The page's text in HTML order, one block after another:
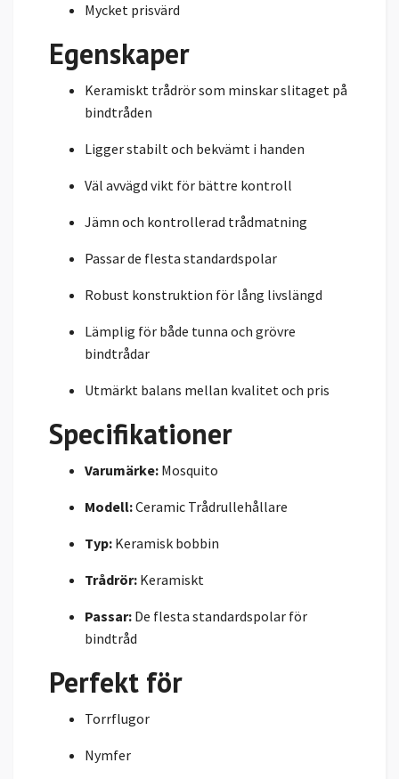
Mycket prisvärd
Egenskaper
Keramiskt trådrör som minskar slitaget på
bindtråden
Ligger stabilt och bekvämt i handen
Väl avvägd vikt för bättre kontroll
Jämn och kontrollerad trådmatning
Passar de flesta standardspolar
Robust konstruktion för lång livslängd
Lämplig för både tunna och grövre
bindtrådar
Utmärkt balans mellan kvalitet och pris
Specifikationer
Varumärke: Mosquito
Modell:Ceramic Trådrullehållare
Typ: Keramisk bobbin
Trådrör: Keramiskt
Passar: De flesta standardspolar för
bindtråd
Perfekt för
Torrflugor
Nymfer